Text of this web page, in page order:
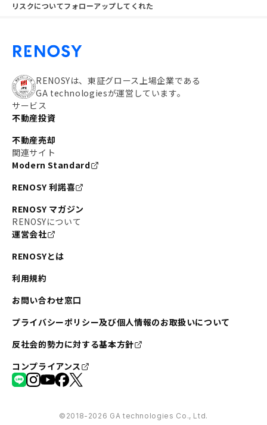
リスクについてフォローアップしてくれた
RENOSYは、東証グロース上場企業である
GA technologiesが運営しています。
サービス
不動産投資
不動産売却
関連サイト
Modern Standard
RENOSY 利諾喜
RENOSY マガジン
RENOSYについて
運営会社
RENOSYとは
利用規約
お問い合わせ窓口
プライバシーポリシー及び個人情報のお取扱いについて
反社会的勢力に対する基本方針
コンプライアンス
©︎2018-2026 GA technologies Co., Ltd.